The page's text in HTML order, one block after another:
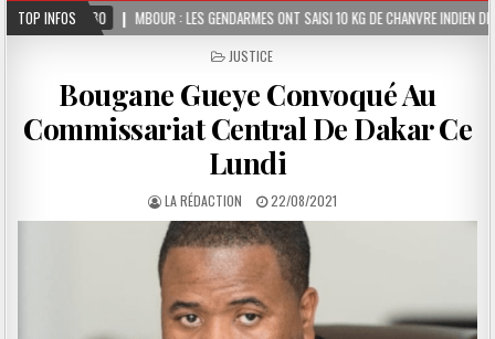
TOP INFOS
: LES GENDARMES ONT SAISI 10 KG DE CHANVRE INDIEN DISSIMULÉS DANS LE COFFRE
POSTED
JUSTICE
Bougane Gueye Convoqué Au
Commissariat Central De Dakar Ce
Lundi
LA RÉDACTION 22/08/2021